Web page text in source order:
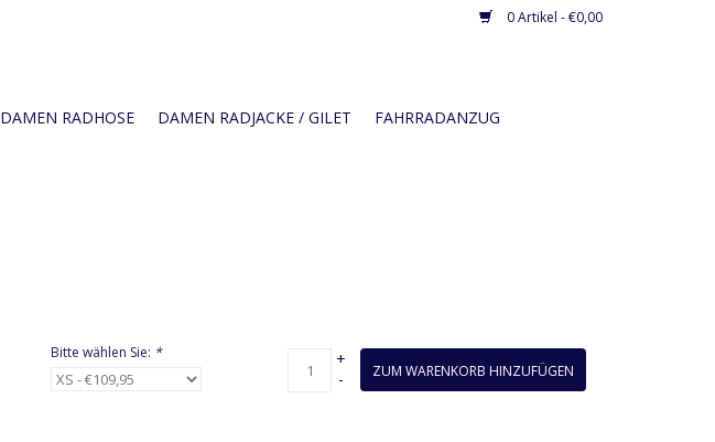
0 Artikel - €0,00
DAMEN RADHOSE DAMEN RADJACKE / GILET
FAHRRADANZUG
Bitte wählen Sie: *
+
-
ZUM WARENKORB HINZUFÜGEN